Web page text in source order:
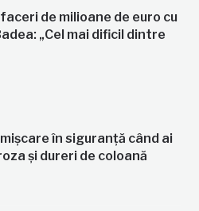
de milioane de euro cu
„Cel mai dificil dintre
în siguranță când ai
și dureri de coloană